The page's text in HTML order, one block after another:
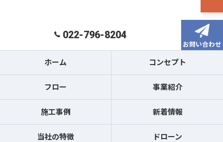
022-796-8204
お問い合わせ
ホーム コンセプト
フロー 事業紹介
施工事例 新着情報
当社の特徴 ドローン